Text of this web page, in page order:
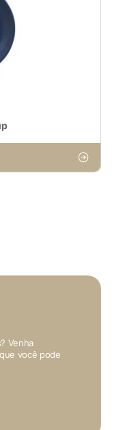
Venha
você pode